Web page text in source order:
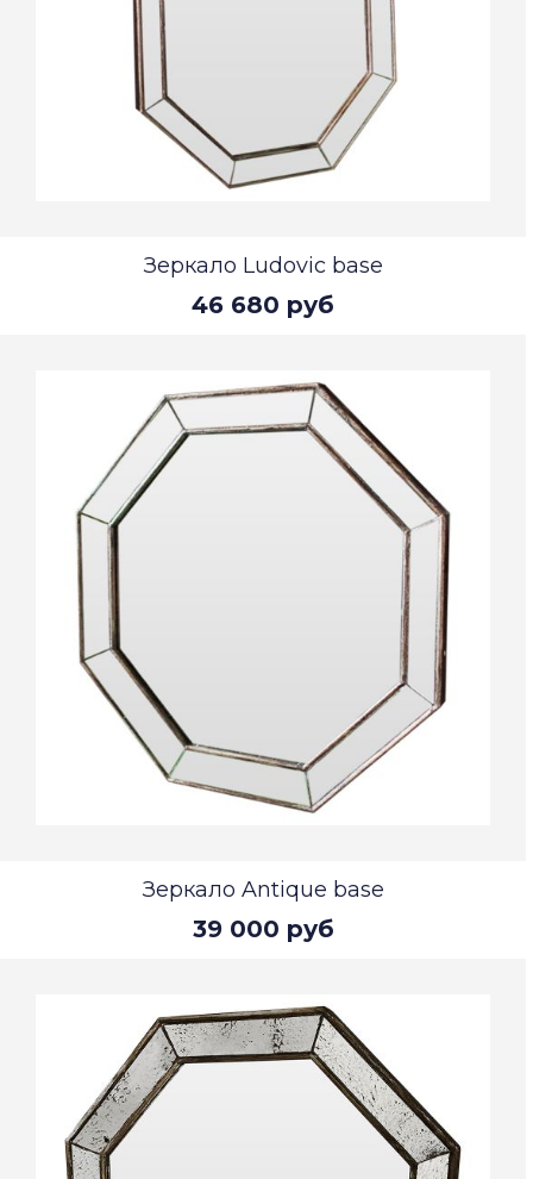
Зеркало Ludovic base
46 680 руб
Зеркало Antique base
39 000 руб